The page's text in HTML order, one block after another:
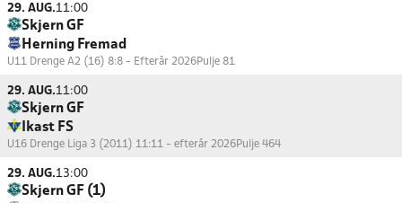
29. AUG.11:00
Skjern GF
Herning Fremad
U11 Drenge A2 (16) 8:8 - Efterår 2026Pulje 81
29. AUG.11:00
Skjern GF
Ikast FS
U16 Drenge Liga 3 (2011) 11:11 - efterår 2026Pulje 464
29. AUG.13:00
Skjern GF (1)